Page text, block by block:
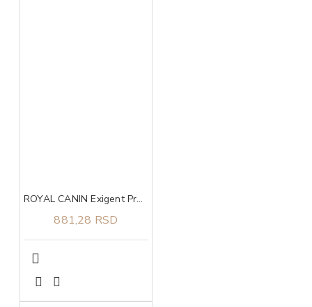
ROYAL CANIN Exigent Protein Preference 0,4kg
881,28 RSD